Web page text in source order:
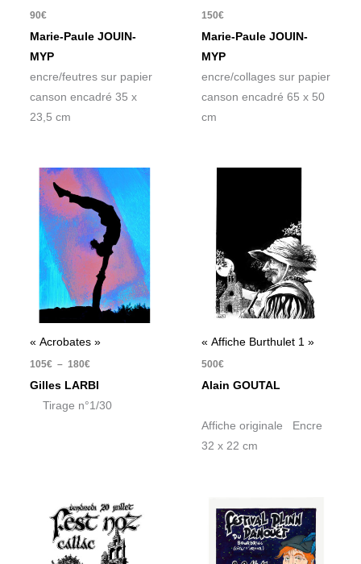
90€
Marie-Paule JOUIN-
MYP
encre/feutres sur papier
canson encadré 35 x
23,5 cm
150€
Marie-Paule JOUIN-
MYP
encre/collages sur papier
canson encadré 65 x 50
cm
« Acrobates »
105€ – 180€
Plage
de
prix :
105€
à
180€
Gilles LARBI
Tirage n°1/30
« Affiche Burthulet 1 »
500€
Alain GOUTAL
Affiche originale Encre
32 x 22 cm